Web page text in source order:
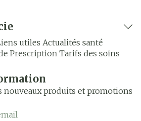
utiles Actualités santé
Prescription Tarifs des soins
nouveaux produits et promotions